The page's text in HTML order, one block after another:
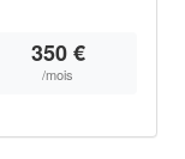
350 €
/mois